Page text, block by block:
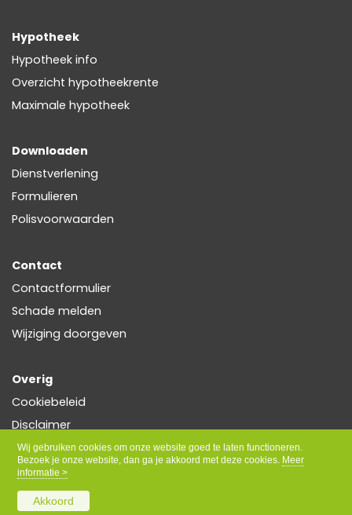
Wij gebruiken cookies om onze website goed te laten functioneren.
Bezoek je onze website, dan ga je akkoord met deze cookies. Meer
informatie >
Akkoord
Hypotheek
Hypotheek info
Overzicht hypotheekrente
Maximale hypotheek
Downloaden
Dienstverlening
Formulieren
Polisvoorwaarden
Contact
Contactformulier
Schade melden
Wijziging doorgeven
Overig
Cookiebeleid
Disclaimer
Privacy